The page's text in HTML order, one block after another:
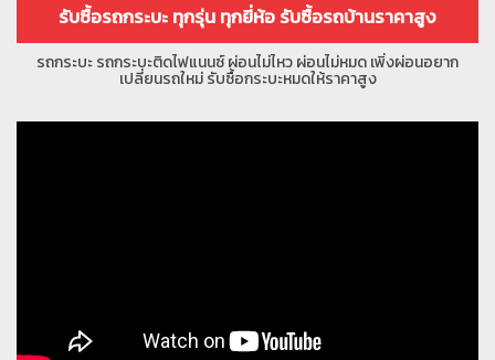
รับซื้อรถกระบะ ทุกรุ่น ทุกยี่ห้อ รับซื้อรถบ้านราคาสูง
รถกระบะ รถกระบะติดไฟแนนซ์ ผ่อนไม่ไหว ผ่อนไม่หมด เพิ่งผ่อนอยาก
เปลี่ยนรถใหม่ รับซื้อกระบะหมดให้ราคาสูง